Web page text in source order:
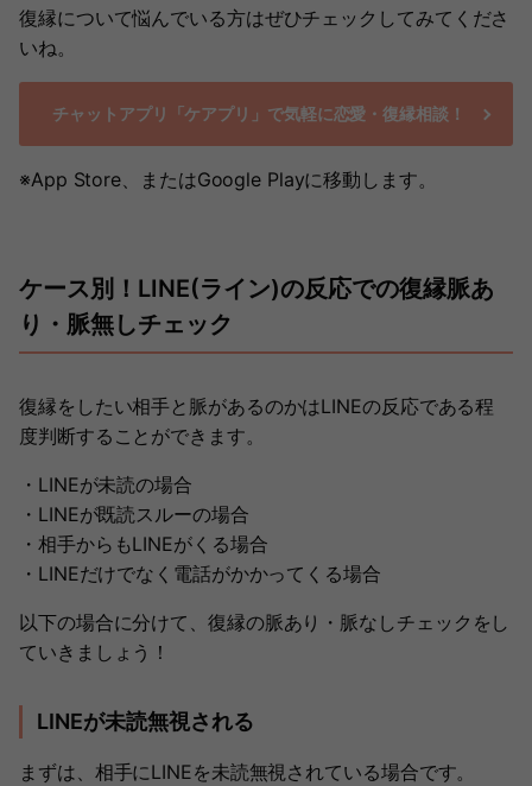
復縁について悩んでいる方はぜひチェックしてみてくださ
いね。
チャットアプリ「ケアプリ」で気軽に恋愛・復縁相談！
※App Store、またはGoogle Playに移動します。
ケース別！LINE(ライン)の反応での復縁脈あ
り・脈無しチェック
復縁をしたい相手と脈があるのかはLINEの反応である程
度判断することができます。
・LINEが未読の場合
・LINEが既読スルーの場合
・相手からもLINEがくる場合
・LINEだけでなく電話がかかってくる場合
以下の場合に分けて、復縁の脈あり・脈なしチェックをし
ていきましょう！
LINEが未読無視される
まずは、相手にLINEを未読無視されている場合です。